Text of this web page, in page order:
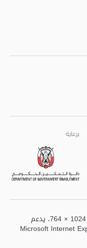
برعاية
أفضل عرض لهذا الموقع هو دقة الشاشة 1024 × 764، يدعم
Microsoft Internet